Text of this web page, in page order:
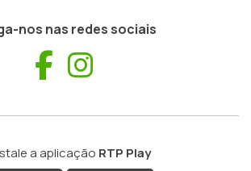
nos nas redes sociais
Facebook
a aplicação RTP Play